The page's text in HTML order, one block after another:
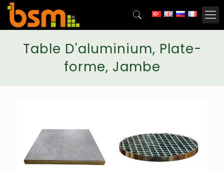
Table D'aluminium, Plate-
forme, Jambe